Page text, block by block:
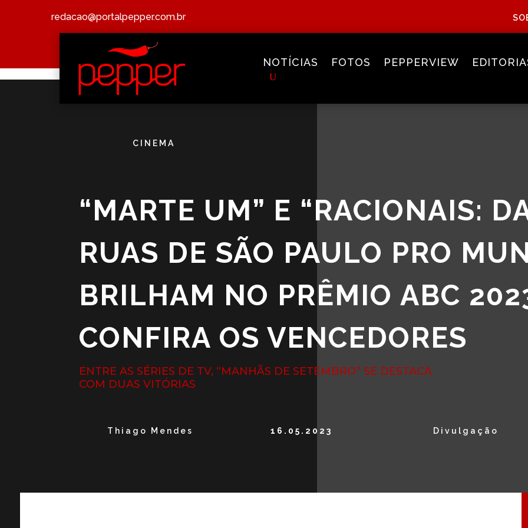
redacao@portalpepper.com.br
NOTÍCIAS FOTOS PEPPERVIEW
CINEMA
“MARTE UM” E “RACIONAIS:
RUAS DE SÃO PAULO PRO
BRILHAM NO PRÊMIO ABC
CONFIRA OS VENCEDORES
ENTRE AS SÉRIES DE TV, “MANHÃS DE SETEMBRO” SE DESTACA
COM DUAS VITÓRIAS
Thiago Mendes 16.05.2023 Divulgação